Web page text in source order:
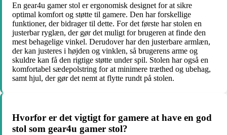
En gear4u gamer stol er ergonomisk designet for at sikre
optimal komfort og støtte til gamere. Den har forskellige
funktioner, der bidrager til dette. For det første har stolen en
justerbar ryglæn, der gør det muligt for brugeren at finde den
mest behagelige vinkel. Derudover har den justerbare armlæn,
der kan justeres i højden og vinklen, så brugerens arme og
skuldre kan få den rigtige støtte under spil. Stolen har også en
komfortabel sædepolstring for at minimere træthed og ubehag,
samt hjul, der gør det nemt at flytte rundt på stolen.
Hvorfor er det vigtigt for gamere at have en god
stol som gear4u gamer stol?